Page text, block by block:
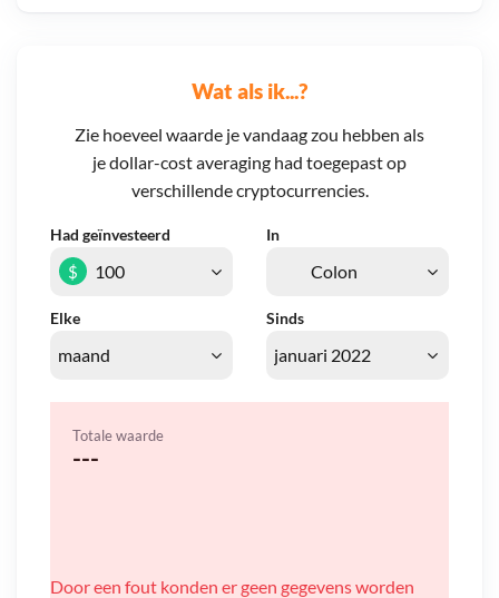
Wat als ik...?
Zie hoeveel waarde je vandaag zou hebben als
je dollar-cost averaging had toegepast op
verschillende cryptocurrencies.
Had geïnvesteerd In
Elke Sinds
$
Totale waarde
---
Door een fout konden er geen gegevens worden